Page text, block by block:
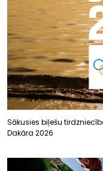
Sākusies biļešu
Dakāra 2026